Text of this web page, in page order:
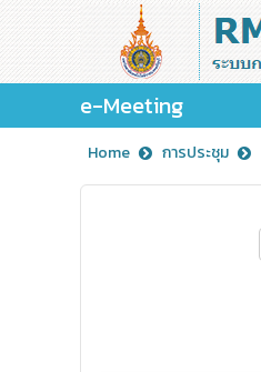
e-Meeting
Home การประชุม